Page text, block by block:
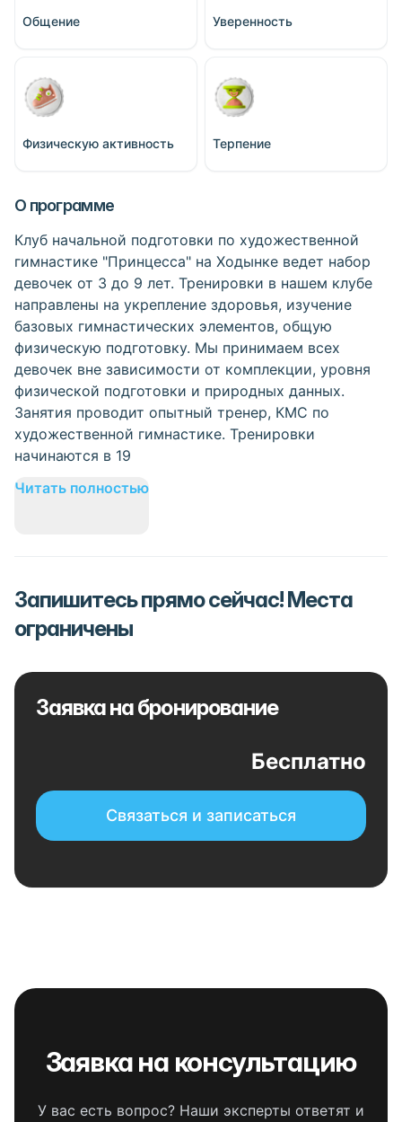
Общение Уверенность
Физическую активность Терпение
О программе
Клуб начальной подготовки по художественной
гимнастике "Принцесса" на Ходынке ведет набор
девочек от 3 до 9 лет. Тренировки в нашем клубе
направлены на укрепление здоровья, изучение
базовых гимнастических элементов, общую
физическую подготовку. Мы принимаем всех
девочек вне зависимости от комплекции, уровня
физической подготовки и природных данных.
Занятия проводит опытный тренер, КМС по
художественной гимнастике. Тренировки
начинаются в 19
Читать полностью
Запишитесь прямо сейчас! Места
ограничены
Заявка на бронирование
Бесплатно
Связаться и записаться
Заявка на консультацию
У вас есть вопрос? Наши эксперты ответят и